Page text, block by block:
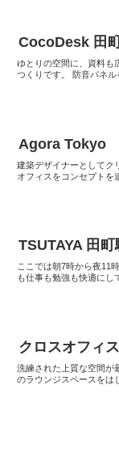
CocoDesk 田
ゆとりの空間に、資料も
つくりです。 防音パネル
Agora Tokyo
建築デザイナーとしてク
オフィスをコンセプトを
TSUTAYA 田
ここでは朝7時から夜11
も仕事も勉強も快適にし
クロスオフィ
洗練された上質な空間が
のラウンジスペースをは